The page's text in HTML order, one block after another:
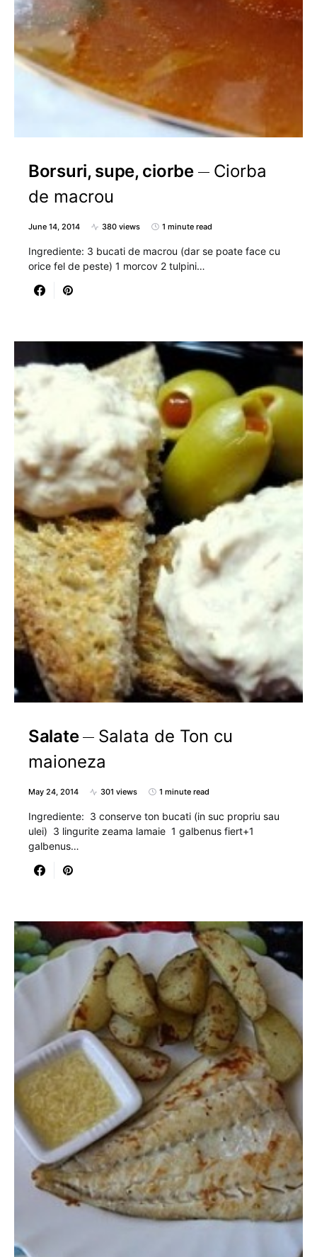
Borsuri, supe, ciorbe
Ciorba
de macrou
June 14, 2014 380 views 1 minute read
Ingrediente: 3 bucati de macrou (dar se poate face cu
orice fel de peste) 1 morcov 2 tulpini…
Salate
Salata de Ton cu
maioneza
May 24, 2014 301 views 1 minute read
Ingrediente: 3 conserve ton bucati (in suc propriu sau
ulei) 3 lingurite zeama lamaie 1 galbenus fiert+1
galbenus…